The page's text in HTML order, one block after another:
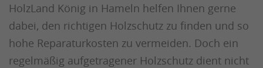
HolzLand König in Hameln helfen Ihnen gerne
dabei, den richtigen Holzschutz zu finden und so
hohe Reparaturkosten zu vermeiden. Doch ein
regelmäßig aufgetragener Holzschutz dient nicht